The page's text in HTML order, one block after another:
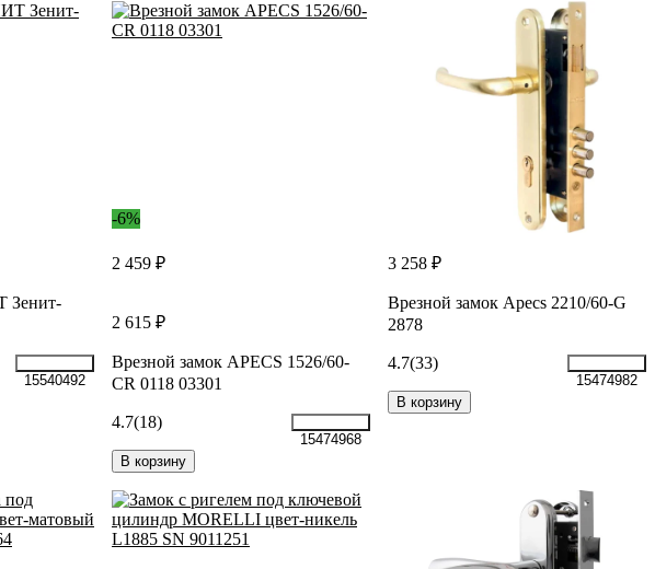
Зенит-
15540492
-6%
2 459 ₽
2 615 ₽
Врезной замок APECS 1526/60-
CR 0118 03301
4.7(18)
15474968
В корзину
3 258 ₽
Врезной замок Apecs 2210/60-G
2878
4.7(33)
15474982
В корзину